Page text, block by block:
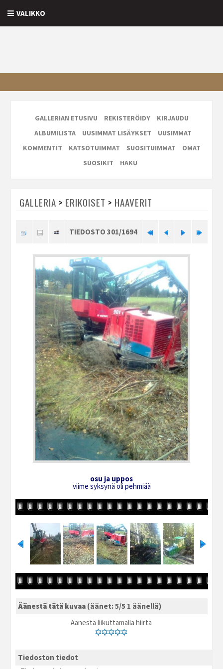
VALIKKO
GALLERIAN ETUSIVU REKISTERÖIDY
KIRJAUDU
ALBUMILISTA
UUSIMMAT LISÄYKSET
UUSIMMAT
KOMMENTIT
KATSOTUIMMAT SUOSITUIMMAT
OMAT
SUOSIKIT
HAKU
GALLERIA > ERIKOISET > HAAVERIT
TIEDOSTO 301/1694
osu ja uppos
viime syksynä oli pehmiää
Äänestä tätä kuvaa (äänet: 5/5 1 äänellä)
Äänestä liikuttamalla hiirtä
Tiedoston tiedot